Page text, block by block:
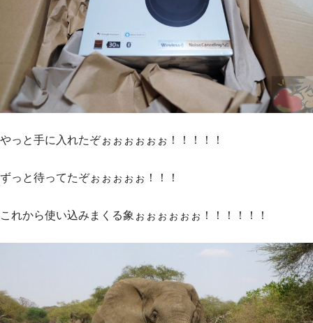
やっと手に入れたぞぉぉぉぉぉぉ！！！！！
ずっと待ってたぞぉぉぉぉぉ！！！
これから使い込みまくる象ぉぉぉぉぉぉ！！！！！！